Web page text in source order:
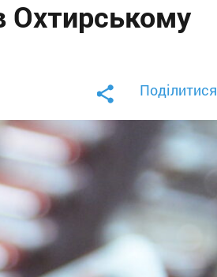
Охтирському
Поділитися